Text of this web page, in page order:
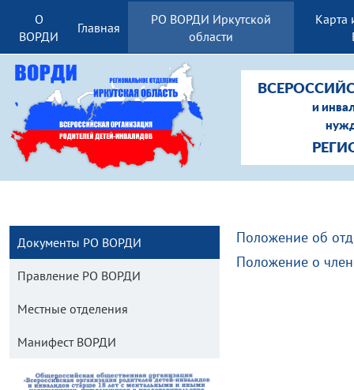
О
ВОРДИ
Главная
РО ВОРДИ Иркутской
области
Карта
и
Документы РО ВОРДИ
Правление РО ВОРДИ
Местные отделения
Манифест ВОРДИ
Положение об
Положение о